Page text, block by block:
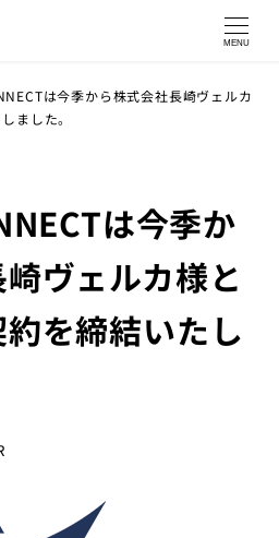
MENU
は今季から株式会社長崎ヴェルカ
ました。
は今季か
ヴェルカ様と
を締結いたし